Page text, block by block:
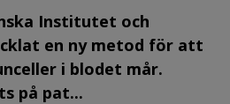
Institutet och
en ny metod för att
i blodet mår.
på pat...